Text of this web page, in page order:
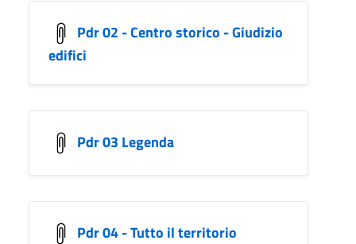
Pdr 02 - Centro storico - Giudizio
edifici
Pdr 03 Legenda
Pdr 04 - Tutto il territorio